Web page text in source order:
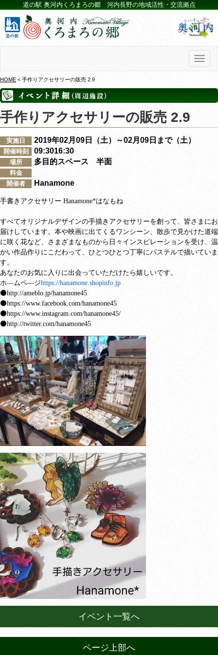
道の駅 奥河内くろまろの郷 河内長野の地域活性・交流拠点
HOME < 手作りアクセサリーの販売 2.9
手作りアクセサリーの販売 2.9
実施日 2019年02月09日（土）～02月09日まで（土）
開催時刻 09:3016:30
場所 多目的スペース 半面
料金
開催者
Hanamone
手書きアクセサリー Hanamone*はなもね
すべてオリジナルデザインの手描きアクセサリーを創って、皆さまにお
届けしています。本や映画に出てくるワンシーン、散歩で見かけた道端
に咲く花など、さまざまなものから日々インスピレーションを受け、温
かい作品作りにこだわって、ひとつひとつ丁寧にパステルで描いていま
す。
あなたのお気に入りに出会っていただけたら嬉しいです。
ホ―ムペ―ジhttps://hanamone.shopinfo.jp
⚫http://ameblo.jp/hanamone45
⚫https://www.facebook.com/hanamone45
⚫https://www.instagram.com/hanamone45/
⚫http://twitter.com/hanamone45
イベント一覧へ
ページ上部へ